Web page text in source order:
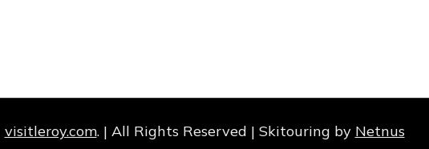
visitleroy.com. | All Rights Reserved | Skitouring by Netnus